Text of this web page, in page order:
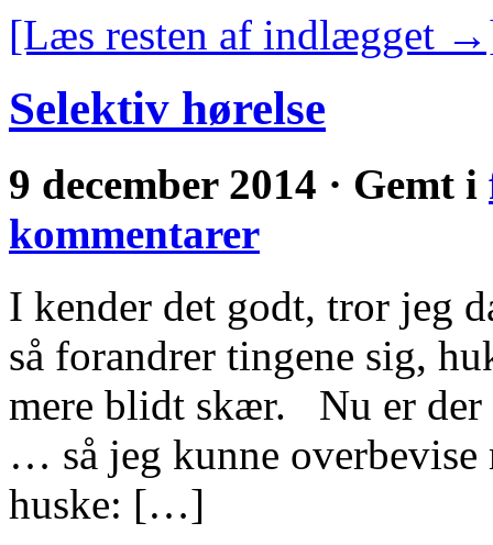
[Læs resten af indlægget
Selektiv hørelse
9 december 2014 · Gemt i
kommentarer
I kender det godt, tror jeg
så forandrer tingene sig,
mere blidt skær. Nu er der
… så jeg kunne
huske: […]